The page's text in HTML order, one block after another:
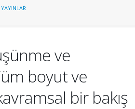
ve
boyut ve
bir bakış